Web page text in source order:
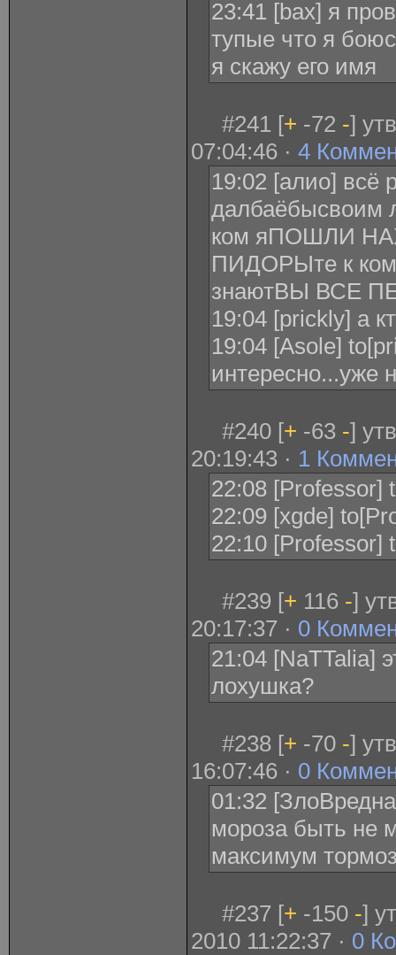
23:41 [bax] я
тупые что я
я скажу его имя
#241 [+ -72 -]
07:04:46 · 4
19:02 [алио] всё
далбаёбысвоим
ком яПОШЛИ
ПИДОРЫте к
знаютВЫ ВСЕ
19:04 [prickly] а
19:04 [Asole]
интересно...уже
#240 [+ -63 -]
20:19:43 · 1
22:08 [Professor]
22:09 [xgde]
22:10 [Professor]
#239 [+ 116 -]
20:17:37 · 0
21:04 [NaTTalia]
лохушка?
#238 [+ -70 -]
16:07:46 · 0
01:32
мороза быть не
максимум
#237 [+ -150 -]
2010 11:22:37 · 0